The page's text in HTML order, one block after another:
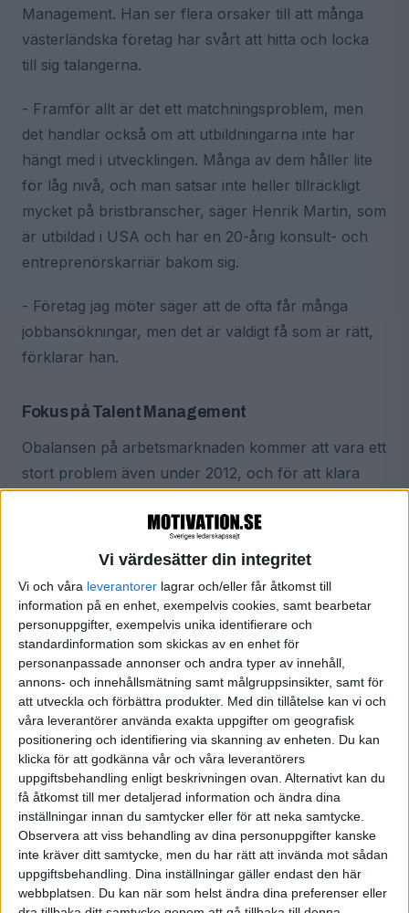
Vi värdesätter din integritet
Vi och våra leverantorer lagrar och/eller får åtkomst till
information på en enhet, exempelvis cookies, samt bearbetar
personuppgifter, exempelvis unika identifierare och
standardinformation som skickas av en enhet för
personanpassade annonser och andra typer av innehåll,
annons- och innehållsmätning samt målgruppsinsikter, samt för
att utveckla och förbättra produkter. Med din tillåtelse kan vi och
våra leverantörer använda exakta uppgifter om geografisk
positionering och identifiering via skanning av enheten. Du kan
klicka för att godkänna vår och våra leverantörers
uppgiftsbehandling enligt beskrivningen ovan. Alternativt kan du
få åtkomst till mer detaljerad information och ändra dina
inställningar innan du samtycker eller för att neka samtycke.
Observera att viss behandling av dina personuppgifter kanske
inte kräver ditt samtycke, men du har rätt att invända mot sådan
uppgiftsbehandling. Dina inställningar gäller endast den här
webbplatsen. Du kan när som helst ändra dina preferenser eller
Management. Han ser flera orsaker till att många
västerländska företag har svårt att hitta och locka
till sig talangerna.
- Framför allt är det ett matchningsproblem, men
det handlar också om att utbildningarna inte har
hängt med i utvecklingen. Många av dem håller lite
för låg nivå, och man satsar inte heller tillräckligt
mycket på bristbranscher, säger Henrik Martin, som
är utbildad i USA och har en 20-årig konsult- och
entreprenörskarriär bakom sig.
- Företag jag möter säger att de ofta får många
jobbansökningar, men det är väldigt få som är rätt,
förklarar han.
Fokus på Talent Management
Obalansen på arbetsmarknaden kommer att vara ett
stort problem även under 2012, och för att klara
mycket fokus på att hitta rätt talanger.
- Många företag lyckas inte ta ett helhetsperspektiv
och koppla ihop detta med affärsstrategin.
Företagen måste tänka mycket kring
attraktionskraften och satsa mer på employer
branding och talangstrategi, säger Henrik Martin.
- Det handlar också om att utveckla och se till att
behålla dem talanger man har och jobba mer med
performance management.
Han tror också att vi kommer att få se mer av IT-
stöd framöver.
- Med hjälp av IT-stöd kan man följa talangerna och
se deras effektivitet och prestationer i företaget på